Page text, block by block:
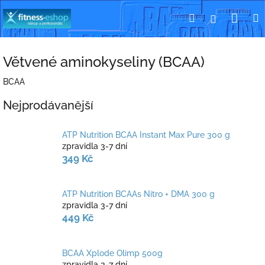
na
obsah
HledatPřihlášení
Větvené aminokyseliny (BCAA)
BCAA
Nejprodávanější
ATP Nutrition BCAA Instant Max Pure 300 g
zpravidla 3-7 dní
349 Kč
ATP Nutrition BCAAs Nitro + DMA 300 g
zpravidla 3-7 dní
449 Kč
BCAA Xplode Olimp 500g